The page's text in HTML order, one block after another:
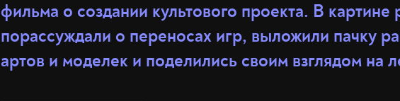
фильма о создании культового проекта. В картине
порассуждали о переносах игр, выложили пачку
артов и моделек и поделились своим взглядом на